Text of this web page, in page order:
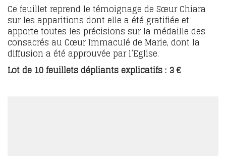
Ce feuillet reprend le témoignage de Sœur Chiara
sur les apparitions dont elle a été gratifiée et
apporte toutes les précisions sur la médaille des
consacrés au Cœur Immaculé de Marie, dont la
diffusion a été approuvée par l’Eglise.
Lot de 10 feuillets dépliants explicatifs : 3 €